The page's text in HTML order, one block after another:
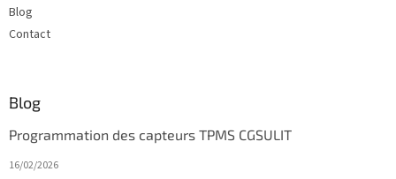
Blog
Contact
Blog
Programmation des capteurs TPMS CGSULIT
16/02/2026